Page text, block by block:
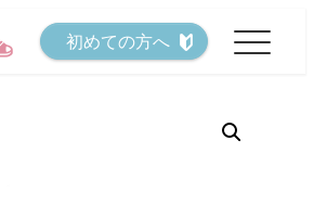
初めての方へ